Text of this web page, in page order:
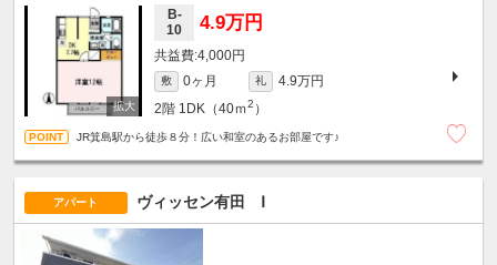
B-
10
4.9万円
4,000円
敷 0ヶ月 礼
4.9万円
2階 1DK（40ｍ2 ）
JR箕島駅から徒歩８分！広い和室のあるお部屋です♪
アパート ヴィッセン有田 Ⅰ